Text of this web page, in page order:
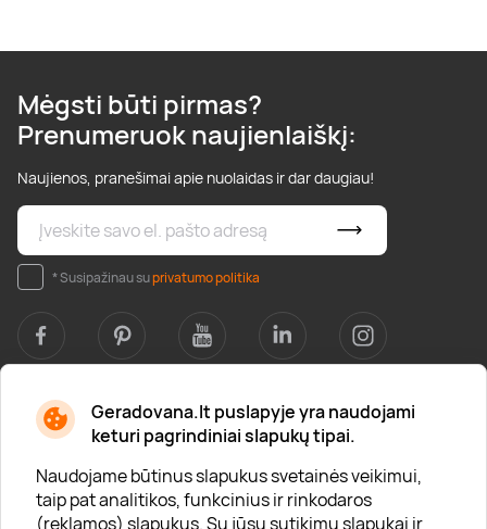
Geradovana.lt puslapyje yra naudojami
keturi pagrindiniai slapukų tipai.
Naudojame būtinus slapukus svetainės veikimui,
taip pat analitikos, funkcinius ir rinkodaros
(reklamos) slapukus. Su jūsų sutikimu slapukai ir
Mėgsti būti pirmas?
Prenumeruok naujienlaiškį:
Naujienos, pranešimai apie nuolaidas ir dar daugiau!
* Susipažinau suprivatumo politika
Apie mus
Apie „Gera Dovana“
Lojalumo klubas